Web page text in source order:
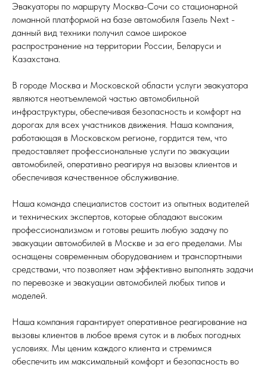
Эвакуаторы по маршруту Москва-Сочи со стационарной
ломанной платформой на базе автомобиля Газель Next -
данный вид техники получил самое широкое
распространение на территории России, Беларуси и
Казахстана.
В городе Москва и Московской области услуги эвакуатора
являются неотъемлемой частью автомобильной
инфраструктуры, обеспечивая безопасность и комфорт на
дорогах для всех участников движения. Наша компания,
работающая в Московском регионе, гордится тем, что
предоставляет профессиональные услуги по эвакуации
автомобилей, оперативно реагируя на вызовы клиентов и
обеспечивая качественное обслуживание.
Наша команда специалистов состоит из опытных водителей
и технических экспертов, которые обладают высоким
профессионализмом и готовы решить любую задачу по
эвакуации автомобилей в Москве и за его пределами. Мы
оснащены современным оборудованием и транспортными
средствами, что позволяет нам эффективно выполнять задачи
по перевозке и эвакуации автомобилей любых типов и
моделей.
Наша компания гарантирует оперативное реагирование на
вызовы клиентов в любое время суток и в любых погодных
условиях. Мы ценим каждого клиента и стремимся
обеспечить им максимальный комфорт и безопасность во